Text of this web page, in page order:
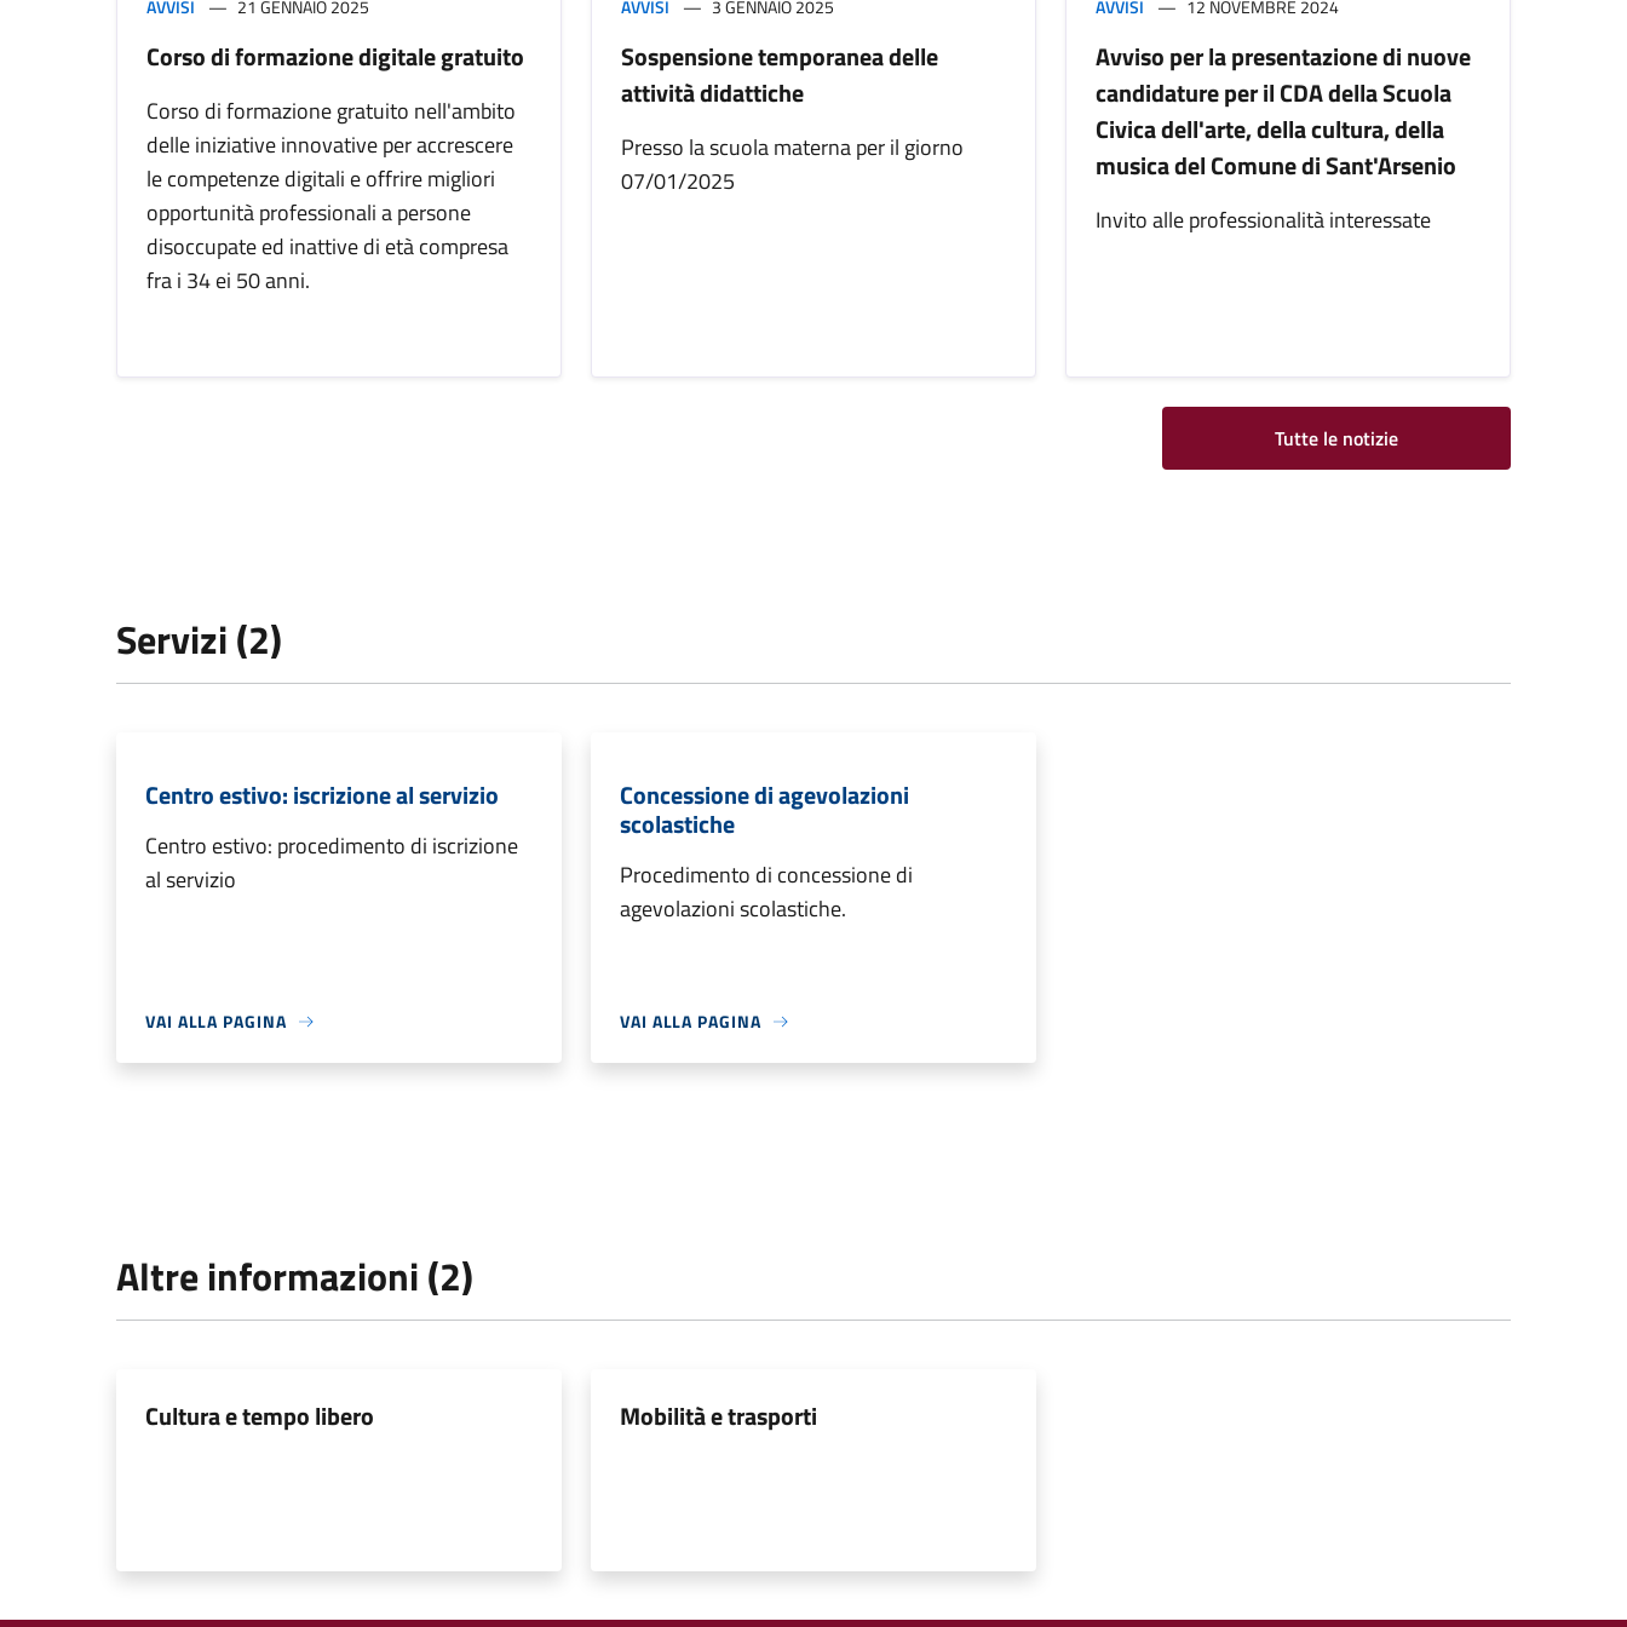
AVVISI 21 GENNAIO 2025
Corso di formazione digitale gratuito
Corso di formazione gratuito nell'ambito
delle iniziative innovative per accrescere
le competenze digitali e offrire migliori
opportunità professionali a persone
disoccupate ed inattive di età compresa
fra i 34 ei 50 anni.
AVVISI 3 GENNAIO 2025
Sospensione temporanea delle
attività didattiche
Presso la scuola materna per il giorno
07/01/2025
AVVISI 12 NOVEMBRE 2024
Avviso per la presentazione di nuove
candidature per il CDA della Scuola
Civica dell'arte, della cultura, della
musica del Comune di Sant'Arsenio
Invito alle professionalità interessate
Tutte le notizie
Servizi (2)
Centro estivo: iscrizione al servizio
Centro estivo: procedimento di iscrizione
al servizio
VAI ALLA PAGINA
Concessione di agevolazioni
scolastiche
Procedimento di concessione di
agevolazioni scolastiche.
VAI ALLA PAGINA
Altre informazioni (2)
Cultura e tempo libero Mobilità e trasporti